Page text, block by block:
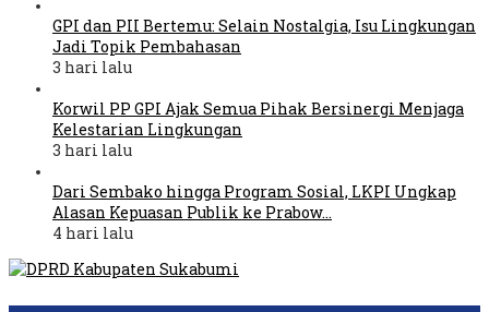
GPI dan PII Bertemu: Selain Nostalgia, Isu Lingkungan
Jadi Topik Pembahasan
3 hari lalu
Korwil PP GPI Ajak Semua Pihak Bersinergi Menjaga
Kelestarian Lingkungan
3 hari lalu
Dari Sembako hingga Program Sosial, LKPI Ungkap
Alasan Kepuasan Publik ke Prabow…
4 hari lalu